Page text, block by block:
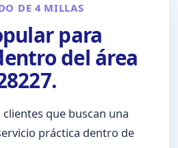
DE 4 MILLAS
para
del área
que buscan una
práctica dentro de